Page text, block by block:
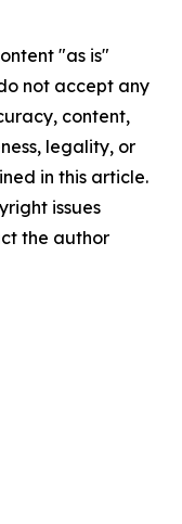
"as is"
not accept any
content,
legality, or
in this article.
issues
the author